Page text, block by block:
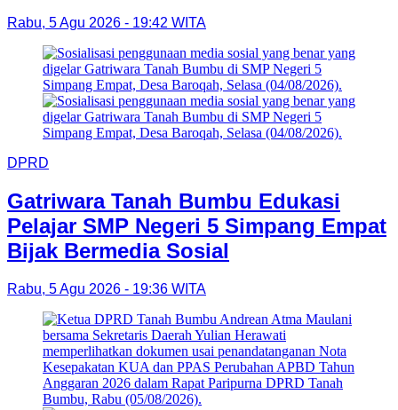
Rabu, 5 Agu 2026 - 19:42 WITA
DPRD
Gatriwara Tanah Bumbu Edukasi
Pelajar SMP Negeri 5 Simpang Empat
Bijak Bermedia Sosial
Rabu, 5 Agu 2026 - 19:36 WITA